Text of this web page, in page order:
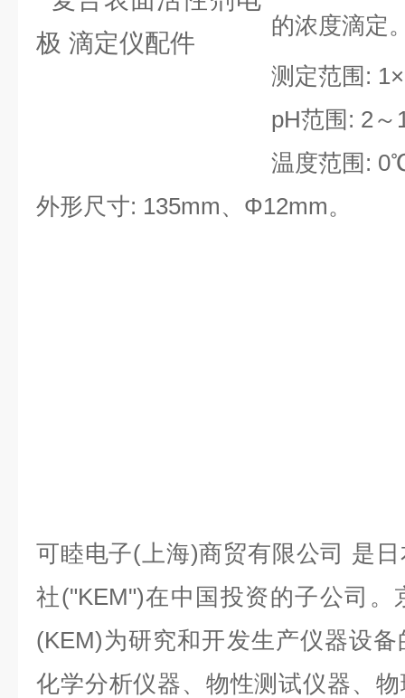
的浓度滴定
测定范围:
pH范围: 2～
温度范围:
外形尺寸: 135mm、Φ12mm。
可睦电子(上海)商贸有限公司 是
社("KEM")在中国投资的子公司
(KEM)为研究和开发生产仪器设
化学分析仪器、物性测试仪器、